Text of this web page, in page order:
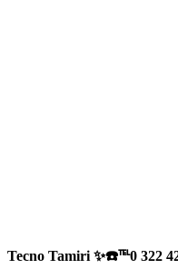
Tecno Tamiri ✨☎️℡0 322